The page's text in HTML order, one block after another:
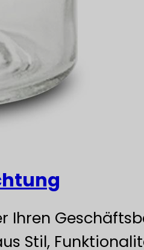
Ihren
Stil,